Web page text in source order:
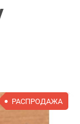
РАСПРОДАЖА